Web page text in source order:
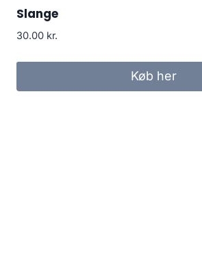
Slange
30.00 kr.
Køb her